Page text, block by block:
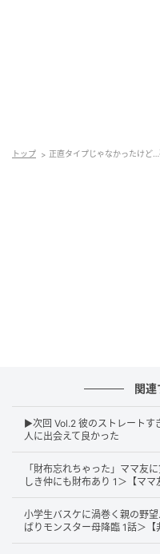
トップ 正直タイプじゃなかったけど
関連
▶︎次回 Vol.2 彼のストレートす
人に出会えて良かった
「財布忘れちゃった」ママ友
しき仲にも財布あり 1＞【ママ
小学生バスケに渦巻く親の野
ばりモンスター母降臨 1話＞【